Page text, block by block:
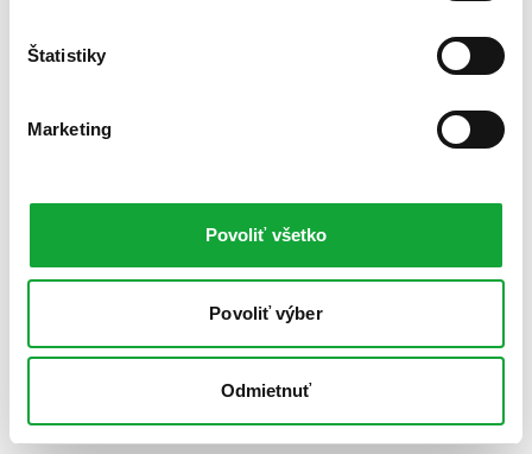
Štatistiky
Marketing
Povoliť všetko
Povoliť výber
Odmietnuť